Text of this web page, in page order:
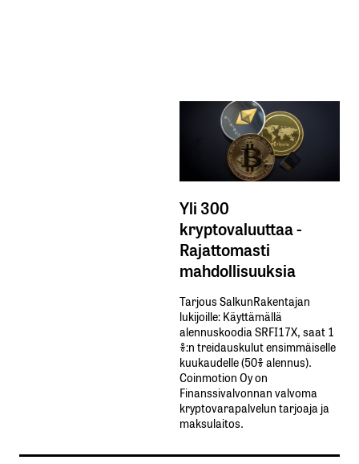
Yli 300
kryptovaluuttaa -
Rajattomasti
mahdollisuuksia
Tarjous SalkunRakentajan
lukijoille: Käyttämällä​ ​
alennuskoodia​ ​SRFI17X,​ ​saat​ ​1
%:n treidauskulut​ ​ensimmäiselle​ ​
kuukaudelle​ ​(50%​ ​alennus).
Coinmotion Oy on
Finanssivalvonnan valvoma
kryptovarapalvelun tarjoaja ja
maksulaitos.